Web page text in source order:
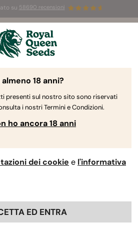
su 58690 recensioni
Fino al 50% di sconto
⏤
della cannabis
Queen Seeds
strumenti
della cookies gelato
almeno 18 anni?
presenti sul nostro sito sono riservati
i nostri Termini e Condizioni.
ho ancora 18 anni
dei cookie e l'informativa
ED ENTRA